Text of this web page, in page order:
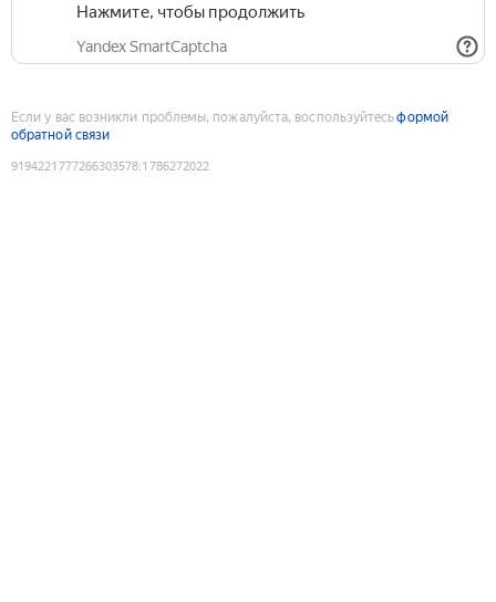
Нажмите, чтобы продолжить
Yandex SmartCaptcha
Если у вас возникли проблемы, пожалуйста, воспользуйтесьформой
обратной связи
9194221777266303578:1786272022